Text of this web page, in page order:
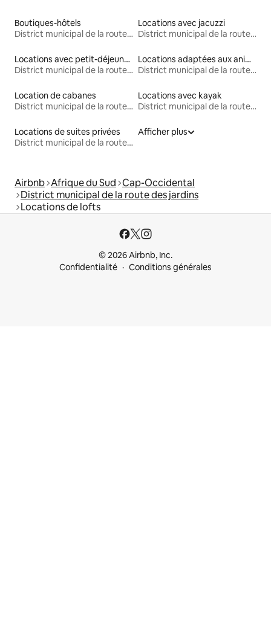
Boutiques-hôtels
District municipal de la route des jardins
Locations avec jacuzzi
District municipal de la route des jardins
Locations avec petit-déjeuner
District municipal de la route des jardins
Locations adaptées aux animaux
District municipal de la route des jardins
Location de cabanes
District municipal de la route des jardins
Locations avec kayak
District municipal de la route des jardins
Locations de suites privées
District municipal de la route des jardins
Afficher plus
Airbnb Afrique du Sud Cap-Occidental
District municipal de la route des jardins
Locations de lofts
© 2026 Airbnb, Inc.
Confidentialité
Conditions générales